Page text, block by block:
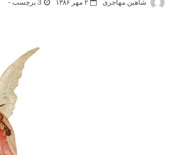
شاهین مهاجری ۲ مهر ۱۳۸۶ 3 برچسب -